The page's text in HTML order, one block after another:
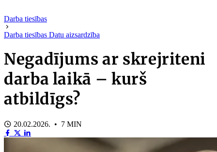
Darba tiesības
Darba tiesības Datu aizsardzība
Negadījums ar skrejriteni
darba laikā – kurš
atbildīgs?
20.02.2026. • 7 MIN